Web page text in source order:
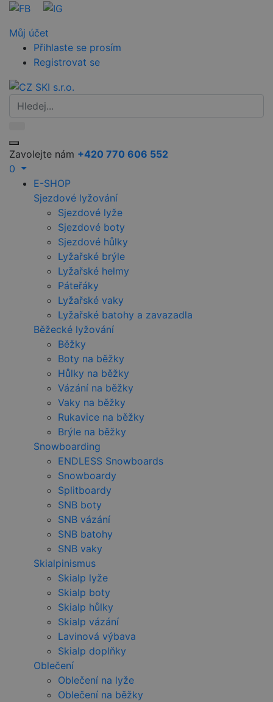
Můj účet
Přihlaste se prosím
Registrovat se
Zavolejte nám +420 770 606 552
0
E-SHOP
Sjezdové lyžování
Sjezdové lyže
Sjezdové boty
Sjezdové hůlky
Lyžařské brýle
Lyžařské helmy
Páteřáky
Lyžařské vaky
Lyžařské batohy a zavazadla
Běžecké lyžování
Běžky
Boty na běžky
Hůlky na běžky
Vázání na běžky
Vaky na běžky
Rukavice na běžky
Brýle na běžky
Snowboarding
ENDLESS Snowboards
Snowboardy
Splitboardy
SNB boty
SNB vázání
SNB batohy
SNB vaky
Skialpinismus
Skialp lyže
Skialp boty
Skialp hůlky
Skialp vázání
Lavinová výbava
Skialp doplňky
Oblečení
Oblečení na lyže
Oblečení na běžky